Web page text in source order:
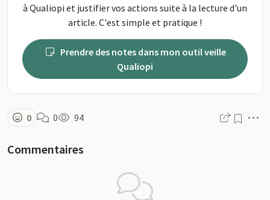
à Qualiopi et justifier vos actions suite à la lecture d'un
article. C'est simple et pratique !
Qualiopi
0 0 94
Commentaires